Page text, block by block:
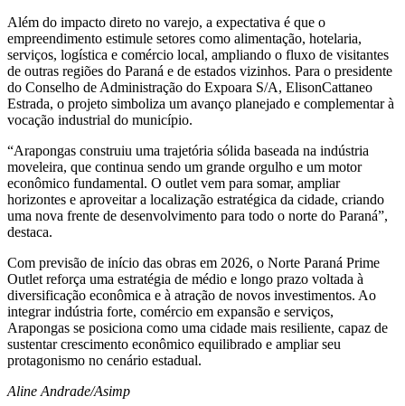
Além do impacto direto no varejo, a expectativa é que o
empreendimento estimule setores como alimentação, hotelaria,
serviços, logística e comércio local, ampliando o fluxo de visitantes
de outras regiões do Paraná e de estados vizinhos. Para o presidente
do Conselho de Administração do Expoara S/A, ElisonCattaneo
Estrada, o projeto simboliza um avanço planejado e complementar à
vocação industrial do município.
“Arapongas construiu uma trajetória sólida baseada na indústria
moveleira, que continua sendo um grande orgulho e um motor
econômico fundamental. O outlet vem para somar, ampliar
horizontes e aproveitar a localização estratégica da cidade, criando
uma nova frente de desenvolvimento para todo o norte do Paraná”,
destaca.
Com previsão de início das obras em 2026, o Norte Paraná Prime
Outlet reforça uma estratégia de médio e longo prazo voltada à
diversificação econômica e à atração de novos investimentos. Ao
integrar indústria forte, comércio em expansão e serviços,
Arapongas se posiciona como uma cidade mais resiliente, capaz de
sustentar crescimento econômico equilibrado e ampliar seu
protagonismo no cenário estadual.
Aline Andrade/Asimp